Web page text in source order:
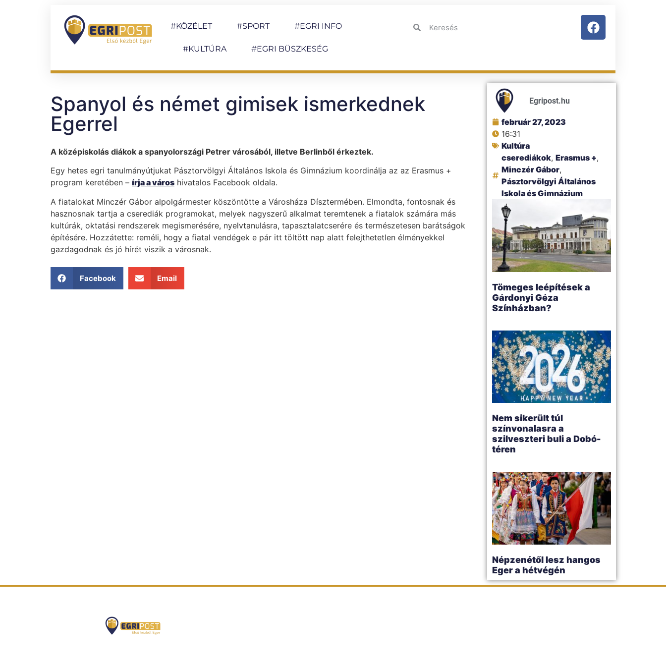
#KÖZÉLET #SPORT #EGRI INFO
#KULTÚRA #EGRI BÜSZKESÉG
Spanyol és német gimisek ismerkednek
Egerrel
A középiskolás diákok a spanyolországi Petrer városából, illetve Berlinből érkeztek.
Egy hetes egri tanulmányútjukat Pásztorvölgyi Általános Iskola és Gimnázium koordinálja az az Erasmus +
program keretében – írja a város hivatalos Facebook oldala.
A fiatalokat Minczér Gábor alpolgármester köszöntötte a Városháza Dísztermében. Elmondta, fontosnak és
hasznosnak tartja a cserediák programokat, melyek nagyszerű alkalmat teremtenek a fiatalok számára más
kultúrák, oktatási rendszerek megismerésére, nyelvtanulásra, tapasztalatcserére és természetesen barátságok
építésére. Hozzátette: reméli, hogy a fiatal vendégek e pár itt töltött nap alatt felejthetetlen élményekkel
gazdagodnak és jó hírét viszik a városnak.
Facebook Email
Egripost.hu
február 27, 2023
16:31
Kultúra
cserediákok,Erasmus +,
Minczér Gábor,
Pásztorvölgyi Általános
Iskola és Gimnázium
Tömeges leépítések a
Gárdonyi Géza
Színházban?
Nem sikerült túl
színvonalasra a
szilveszteri buli a Dobó-
téren
Népzenétől lesz hangos
Eger a hétvégén